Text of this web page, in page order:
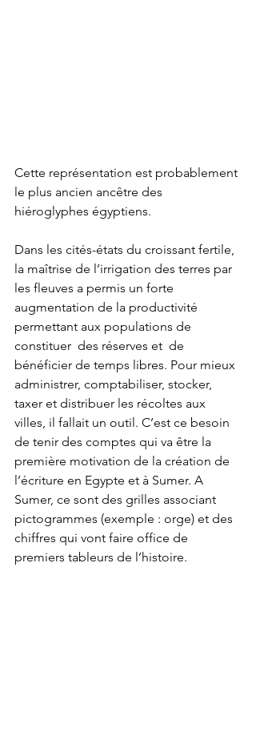
Cette représentation est probablement
le plus ancien ancêtre des
hiéroglyphes égyptiens.
Dans les cités-états du croissant fertile,
la maîtrise de l’irrigation des terres par
les fleuves a permis un forte
augmentation de la productivité
permettant aux populations de
constituer  des réserves et  de
bénéficier de temps libres. Pour mieux
administrer, comptabiliser, stocker,
taxer et distribuer les récoltes aux
villes, il fallait un outil. C’est ce besoin
de tenir des comptes qui va être la
première motivation de la création de
l’écriture en Egypte et à Sumer. A
Sumer, ce sont des grilles associant
pictogrammes (exemple : orge) et des
chiffres qui vont faire office de
premiers tableurs de l’histoire.